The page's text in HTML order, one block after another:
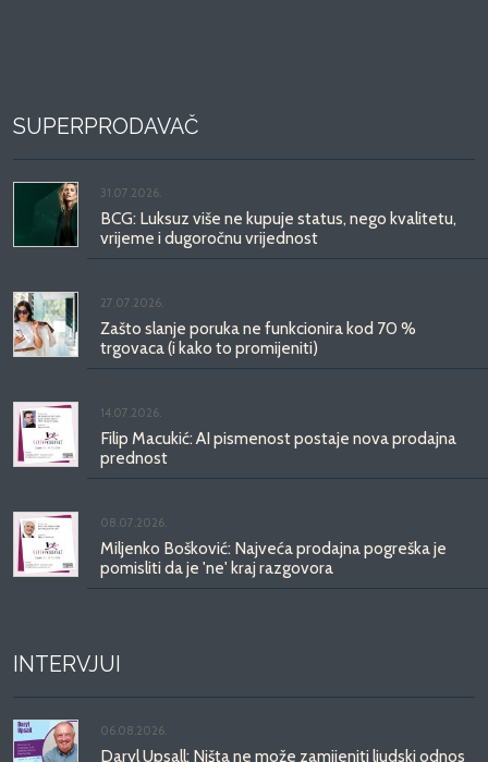
SUPERPRODAVAČ
31.07.2026.
BCG: Luksuz više ne kupuje status, nego kvalitetu,
vrijeme i dugoročnu vrijednost
27.07.2026.
Zašto slanje poruka ne funkcionira kod 70 %
trgovaca (i kako to promijeniti)
14.07.2026.
Filip Macukić: AI pismenost postaje nova prodajna
prednost
08.07.2026.
Miljenko Bošković: Najveća prodajna pogreška je
pomisliti da je 'ne' kraj razgovora
INTERVJUI
06.08.2026.
Daryl Upsall: Ništa ne može zamijeniti ljudski odnos